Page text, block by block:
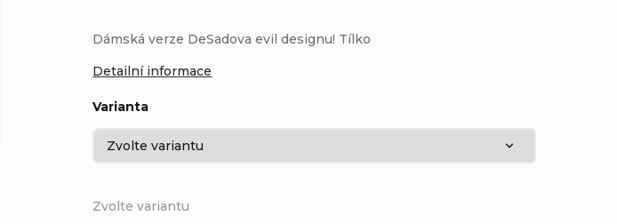
Zvolte variantu
Varianta
Dámská verze DeSadova evil designu! Tílko
Detailní informace